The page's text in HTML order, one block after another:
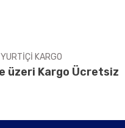
YURTİÇİ KARGO
üzeri Kargo Ücretsiz